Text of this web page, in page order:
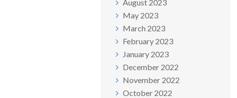
August 2023
May 2023
March 2023
February 2023
January 2023
December 2022
November 2022
October 2022